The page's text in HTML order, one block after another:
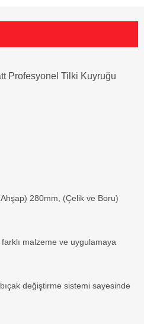
Profesyonel Tilki Kuyruğu
280mm, (Çelik ve Boru)
malzeme ve uygulamaya
değiştirme sistemi sayesinde